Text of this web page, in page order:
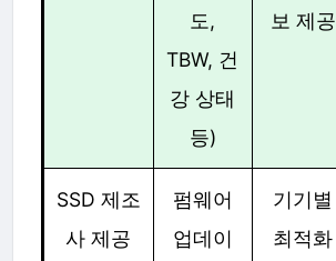
도,
TBW, 건
강 상태
등)
보 제공
SSD 제조
사 제공
펌웨어
업데이
기기별
최적화